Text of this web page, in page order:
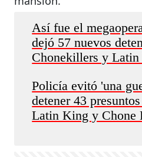
Así fue el
dejó 57 nuevos
Chonekillers y
Policía evitó 'una
detener 43
Latin King y Chone